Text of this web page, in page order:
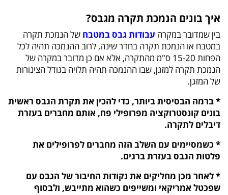
איך בונים הנמכת תקרה מגבס?
בין שמדובר במקרה עבודות גבס במטבח של הנמכת תקרה
במטבח או הנמכת תקרה בחדר שינה, לרוב ההנמכה תהיה לכל
הפחות 15-20 ס"מ מהתקרה, אלא אם כן מדובר במקרה של
הנמכת תקרה למזגן, שבו ההנמכה תהיה תלויה בגודל הצינורות
של המזגן.
* ברמה הבסיסית ביותר, כדי להכין את תקרת הגבס ראשית
בונים קונסטרוקציה מפרופילי פח, אותם מחברים בעזרת
דיבלים לתקרה.
* כשמסיימים עם השלב הזה מחברים לפרופילים את
פלטות הגבס בעזרת ברגים.
* לאחר מכן מחליקים את נקודות החיבור של הגבס עם
שפכטל אמריקאי ומשייפים כשהוא מתייבש, ולבסוף